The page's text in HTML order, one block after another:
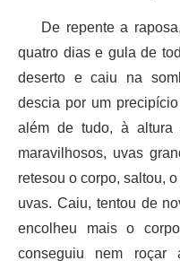
De repente a raposa,
quatro dias e gula de
deserto e caiu na
descia por um
além de tudo, à
maravilhosos, uvas
retesou o corpo, saltou,
uvas. Caiu, tentou de
encolheu mais o
conseguiu nem roçar